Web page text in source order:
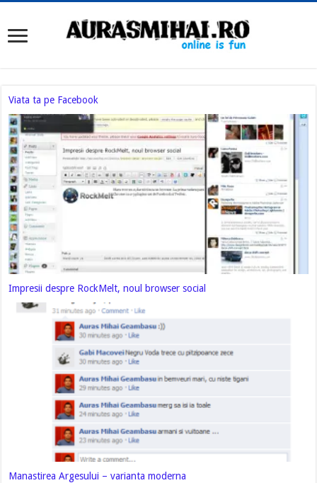
Viata ta pe Facebook
Impresii despre RockMelt, noul browser social
Manastirea Argesului – varianta moderna